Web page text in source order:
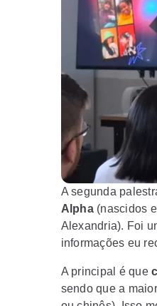
A segunda
Alpha(nascidos
Alexandria). Foi
informações eu
A principal é que
sendo que a